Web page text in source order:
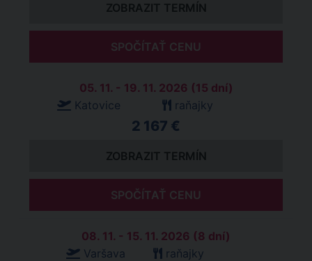
ZOBRAZIT TERMÍN
SPOČÍTAŤ CENU
05. 11. - 19. 11. 2026 (15 dní)
Katovice
raňajky
2 167 €
ZOBRAZIT TERMÍN
SPOČÍTAŤ CENU
08. 11. - 15. 11. 2026 (8 dní)
Varšava
raňajky